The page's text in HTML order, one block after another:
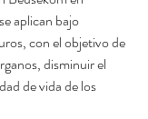
aplican bajo
con el objetivo de
disminuir el
de vida de los